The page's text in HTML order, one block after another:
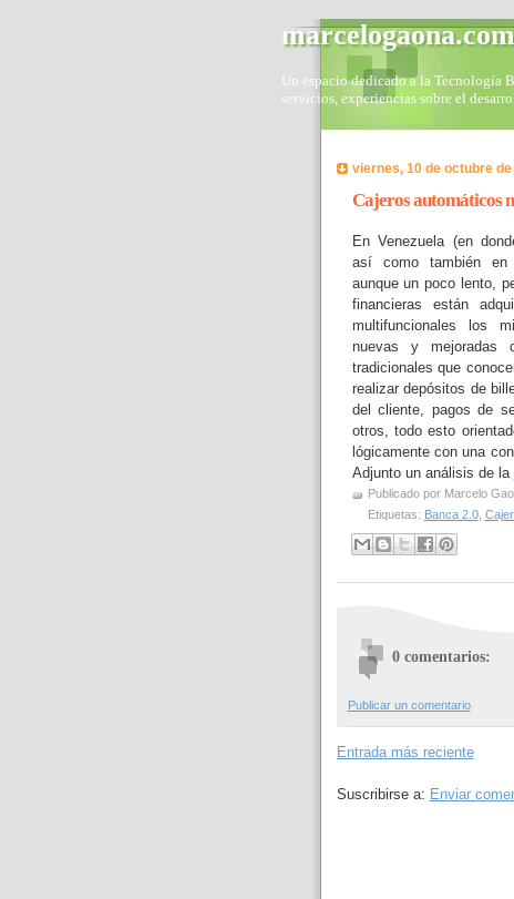
marcelogaona.com
Un espacio dedicado a la Tecnología
servicios, experiencias sobre el
viernes, 10 de octubre de
Cajeros automáticos
En Venezuela (en
así como también en
aunque un poco lento,
financieras están
multifuncionales los
nuevas y mejoradas
tradicionales que
realizar depósitos de
del cliente, pagos de
otros, todo esto
lógicamente con una
Adjunto un análisis de la
Publicado por Marcelo
Etiquetas: Banca 2.0,
0 comentarios:
Publicar un comentario
Entrada más reciente
Suscribirse a: Enviar